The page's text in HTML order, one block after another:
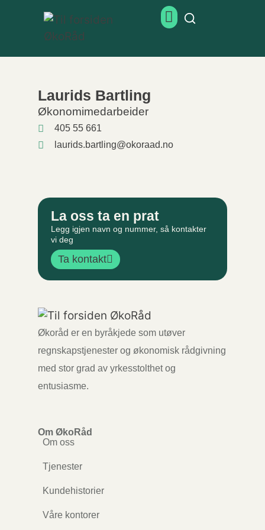
Laurids Bartling
Økonomimedarbeider
405 55 661
laurids.bartling@okoraad.no
La oss ta en prat
Legg igjen navn og nummer, så kontakter
vi deg
Ta kontakt
Økoråd er en byråkjede som utøver
regnskapstjenester og økonomisk rådgivning
med stor grad av yrkesstolthet og
entusiasme.
Om ØkoRåd
Om oss
Tjenester
Kundehistorier
Våre kontorer